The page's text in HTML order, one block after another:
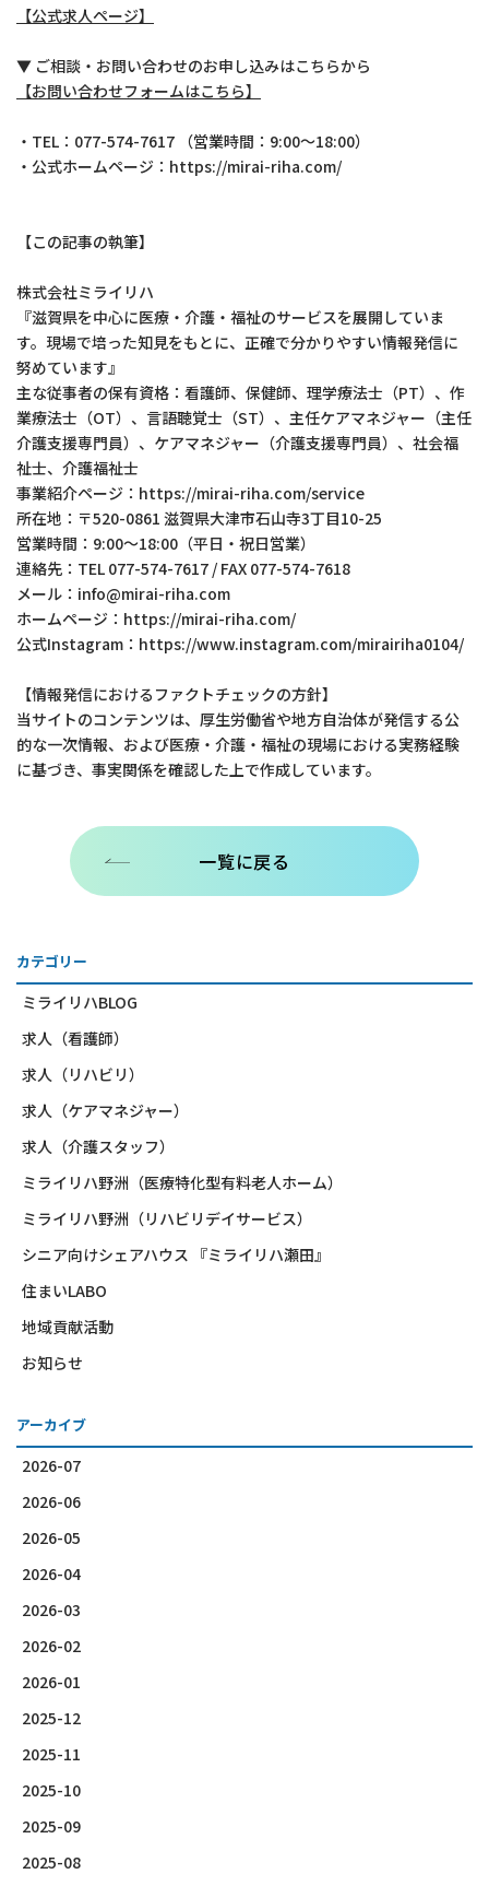
【公式求人ページ】
▼ ご相談・お問い合わせのお申し込みはこちらから
【お問い合わせフォームはこちら】
・TEL：077-574-7617 （営業時間：9:00～18:00）
・公式ホームページ：https://mirai-riha.com/
【この記事の執筆】
株式会社ミライリハ
『滋賀県を中心に医療・介護・福祉のサービスを展開していま
す。現場で培った知見をもとに、正確で分かりやすい情報発信に
努めています』
主な従事者の保有資格：看護師、保健師、理学療法士（PT）、作
業療法士（OT）、言語聴覚士（ST）、主任ケアマネジャー（主任
介護支援専門員）、ケアマネジャー（介護支援専門員）、社会福
祉士、介護福祉士
事業紹介ページ：https://mirai-riha.com/service
所在地：〒520-0861 滋賀県大津市石山寺3丁目10-25
営業時間：9:00～18:00（平日・祝日営業）
連絡先：TEL 077-574-7617 / FAX 077-574-7618
メール：info@mirai-riha.com
ホームページ：https://mirai-riha.com/
公式Instagram：https://www.instagram.com/mirairiha0104/
【情報発信におけるファクトチェックの方針】
当サイトのコンテンツは、厚生労働省や地方自治体が発信する公
的な一次情報、および医療・介護・福祉の現場における実務経験
に基づき、事実関係を確認した上で作成しています。
一覧に戻る
カテゴリー
ミライリハBLOG
求人（看護師）
求人（リハビリ）
求人（ケアマネジャー）
求人（介護スタッフ）
ミライリハ野洲（医療特化型有料老人ホーム）
ミライリハ野洲（リハビリデイサービス）
シニア向けシェアハウス 『ミライリハ瀬田』
住まいLABO
地域貢献活動
お知らせ
アーカイブ
2026-07
2026-06
2026-05
2026-04
2026-03
2026-02
2026-01
2025-12
2025-11
2025-10
2025-09
2025-08